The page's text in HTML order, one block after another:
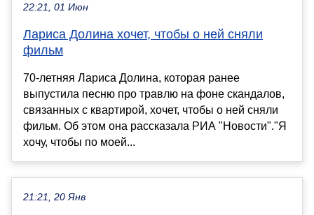
22:21, 01 Июн
Лариса Долина хочет, чтобы о ней сняли
фильм
70-летняя Лариса Долина, которая ранее
выпустила песню про травлю на фоне скандалов,
связанных с квартирой, хочет, чтобы о ней сняли
фильм. Об этом она рассказала РИА "Новости"."Я
хочу, чтобы по моей...
21:21, 20 Янв